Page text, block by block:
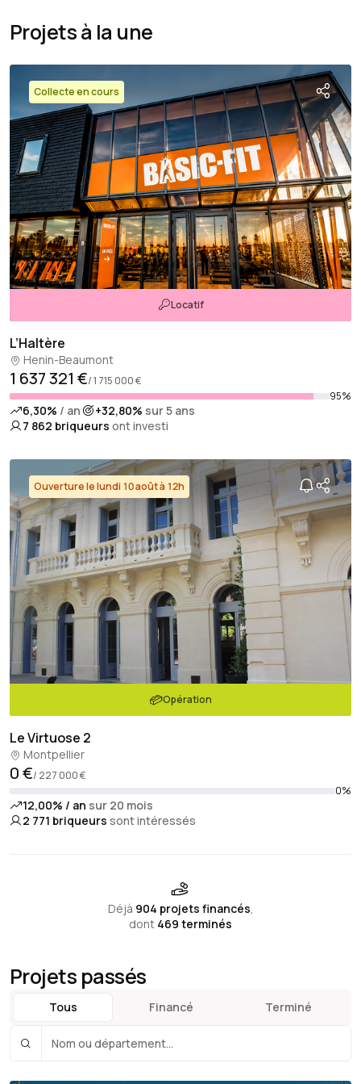
Projets à la une
Collecte en cours
Locatif
L’Haltère
Henin-Beaumont
1 637 321 €/ 1 715 000 €
95%
6,30% / an +32,80% sur 5 ans
7 862 briqueurs ont investi
Ouverture le lundi 10 août à 12h
Opération
Le Virtuose 2
Montpellier
0 €/ 227 000 €
0%
12,00% / an sur 20 mois
2 771 briqueurs sont intéressés
Déjà 904 projets financés,
dont 469 terminés
Projets passés
Tous Financé Terminé